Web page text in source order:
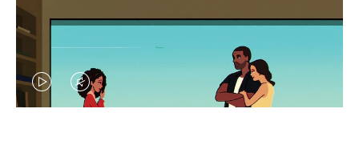
EL
EL